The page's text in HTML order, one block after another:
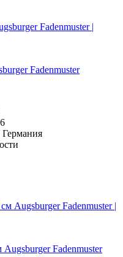
Fadenmuster
Германия
Fadenmuster